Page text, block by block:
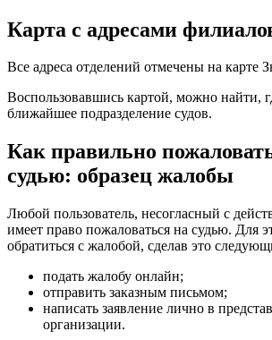
Карта с адресами
Все адреса отделений отмечены на карте
Воспользовавшись картой, можно найти,
ближайшее подразделение судов.
Как правильно
судью: образец жалобы
Любой пользователь, несогласный с
имеет право пожаловаться на судью. Для
обратиться с жалобой, сделав это
подать жалобу онлайн;
отправить заказным письмом;
написать заявление лично в
организации.